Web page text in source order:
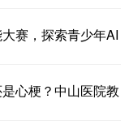
赛，探索青少年AI
心梗？中山医院教